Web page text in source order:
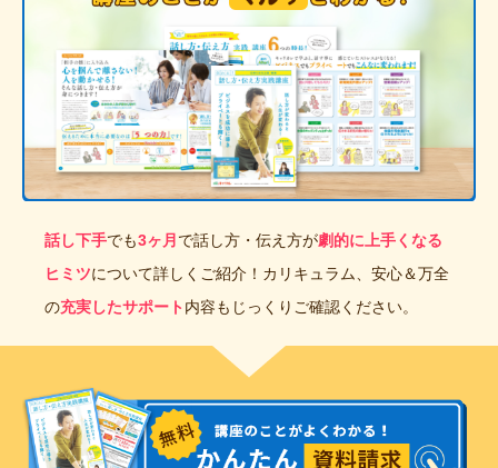
話し下手でも3ヶ月 で話し方・伝え方が劇的に上手くなる
ヒミツについて詳しくご紹介！カリキュラム、安心＆万全
の充実したサポート内容もじっくりご確認ください。